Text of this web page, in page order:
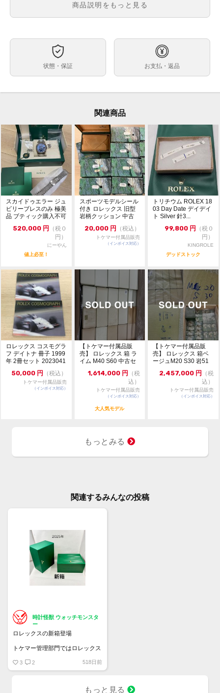
メンズ
文字盤
ケース素材
中古品の為、若干の使用感・擦れ・汚れ・焼け・ダメー
ジがございますので、予めご了承の上ご注文ください。
クッションにへたりがあるものもございます。
内箱サイズ 縦:約10.0cm × 横:約14.3cm × 高さ:約5.0cm
→72個＠13000円
コメント
・通信販売限定商品の為、実物の確認や他店へのお取り
寄せは出来かねます。
・お問い合わせは『出品者へ質問する』タブよりお願い
致します。
・こちらの商品は検品サービス対象外となりますのでご
了承の上ご注文ください。
商品説明をもっと見る
状態・保証 お支払・返品
関連商品
スカイドゥエラー ジュ
ビリーブレスのみ 極美
品 ブティック購入不可
520,000 円
（税０
円）
にーやん
値上必至！
スポーツモデルシール
付き ロレックス 旧型
岩柄クッション 中古
内箱＋外箱 1点 ...
20,000 円 （税込）
トケマー付属品販売
（インボイス対応）
トリチウム ROLEX 18
03 Day Date デイデイ
ト Silver 針3...
99,800 円
（税０
円）
KINGROLE
デッドストック
ロレックス コスモグラ
フ デイトナ 冊子 1999
年 2冊セット 2023041
50,000 円 （税込）
トケマー付属品販売
（インボイス対応）
【トケマー付属品販
売】 ロレックス 箱 ラ
イム M40 S60 中古セ
1,614,000 円 （税
込）
トケマー付属品販売
（インボイス対応）
大人気モデル
【トケマー付属品販
売】 ロレックス 箱ベ
ージュM20 S30 岩51
2,457,000 円 （税
込）
トケマー付属品販売
（インボイス対応）
もっとみる
関連するみんなの投稿
時計怪獣 ウォッチモンスタ
ー
ロレックスの新箱登場
トケマー管理部門ではロレックス
・旧デザイン Mサイズ 2.5万円 /
Sサイズ 2.25
3 2 518日前
もっと見る